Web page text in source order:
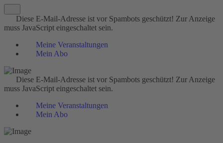
Diese E-Mail-Adresse ist vor Spambots geschützt! Zur Anzeige
muss JavaScript eingeschaltet sein.
Meine Veranstaltungen
Mein Abo
Diese E-Mail-Adresse ist vor Spambots geschützt! Zur Anzeige
muss JavaScript eingeschaltet sein.
Meine Veranstaltungen
Mein Abo